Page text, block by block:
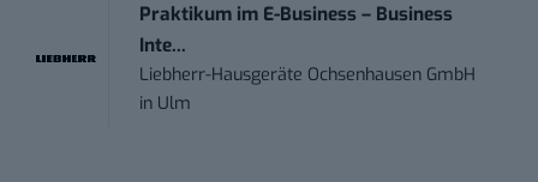
Praktikum im E-Business – Business
Inte...
Liebherr-Hausgeräte Ochsenhausen GmbH
in Ulm